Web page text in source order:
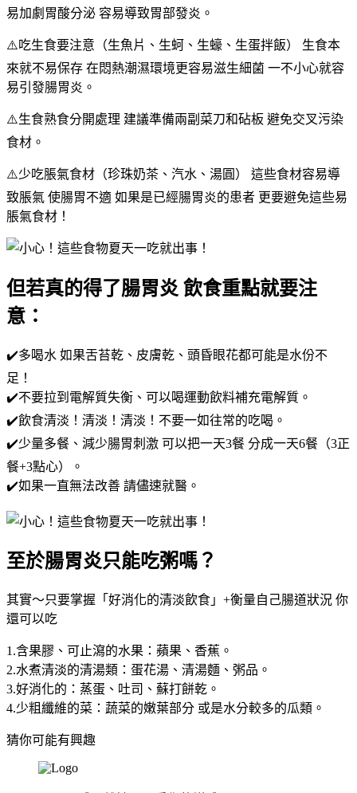
易加劇胃酸分泌 容易導致胃部發炎。
⚠️吃生食要注意（生魚片、生蚵、生蠔、生蛋拌飯） 生食本
來就不易保存 在悶熱潮濕環境更容易滋生細菌 一不小心就容
易引發腸胃炎。
⚠️生食熟食分開處理 建議準備兩副菜刀和砧板 避免交叉污染
食材。
⚠️少吃脹氣食材（珍珠奶茶、汽水、湯圓） 這些食材容易導
致脹氣 使腸胃不適 如果是已經腸胃炎的患者 更要避免這些易
脹氣食材！
但若真的得了腸胃炎 飲食重點就要注
意：
✔️多喝水 如果舌苔乾、皮膚乾、頭昏眼花都可能是水份不
足！
✔️不要拉到電解質失衡、可以喝運動飲料補充電解質。
✔️飲食清淡！清淡！清淡！不要一如往常的吃喝。
✔️少量多餐、減少腸胃刺激 可以把一天3餐 分成一天6餐（3正
餐+3點心）。
✔️如果一直無法改善 請儘速就醫。
至於腸胃炎只能吃粥嗎？
其實～只要掌握「好消化的清淡飲食」+衡量自己腸道狀況 你
還可以吃
1.含果膠、可止瀉的水果：蘋果、香蕉。
2.水煮清淡的清湯類：蛋花湯、清湯麵、粥品。
3.好消化的：蒸蛋、吐司、蘇打餅乾。
4.少粗纖維的菜：蔬菜的嫩葉部分 或是水分較多的瓜類。
猜你可能有興趣